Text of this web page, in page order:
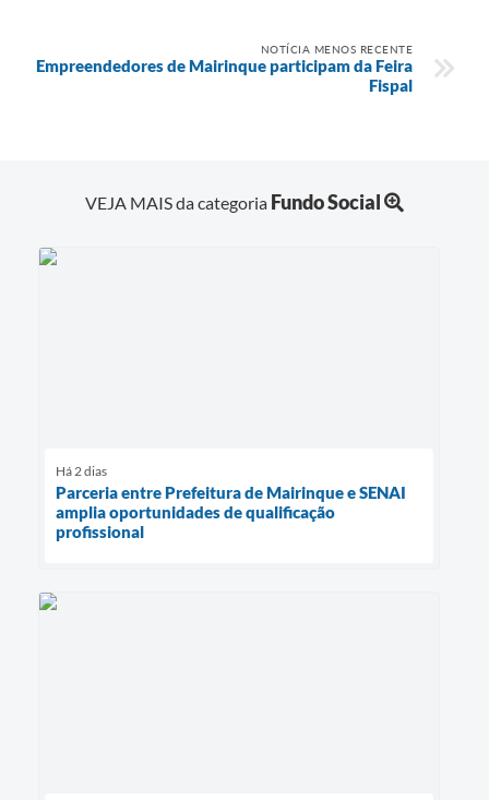
NOTÍCIA MENOS RECENTE
Empreendedores de Mairinque participam da Feira
Fispal
VEJA MAIS da categoria Fundo Social
Há 2 dias
Parceria entre Prefeitura de Mairinque e SENAI
amplia oportunidades de qualificação
profissional